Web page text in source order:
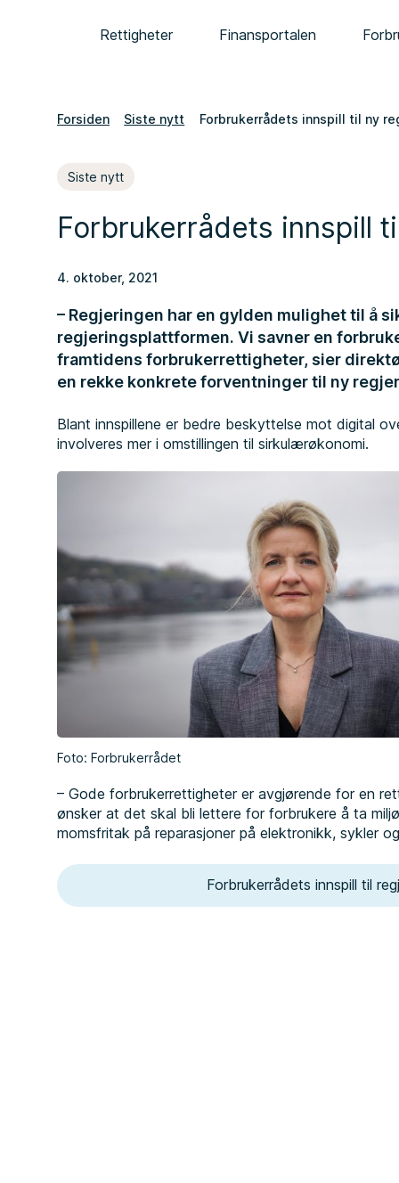
Rettigheter Finansportalen
Forsiden Siste nytt Forbrukerrådets innspill til ny
Siste nytt
Forbrukerrådets innspill
4. oktober, 2021
– Regjeringen har en gylden mulighet til å
regjeringsplattformen. Vi savner en
framtidens forbrukerrettigheter, sier
en rekke konkrete forventninger til ny
Blant innspillene er bedre beskyttelse mot digital
involveres mer i omstillingen til sirkulærøkonomi.
Foto: Forbrukerrådet
– Gode forbrukerrettigheter er avgjørende for en
ønsker at det skal bli lettere for forbrukere å ta
momsfritak på reparasjoner på elektronikk, sykler
Forbrukerrådets innspill til